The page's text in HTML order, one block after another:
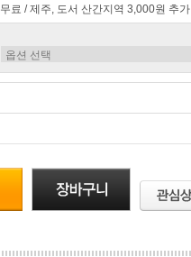
무료 / 제주, 도서 산간지역 3,000원 추가